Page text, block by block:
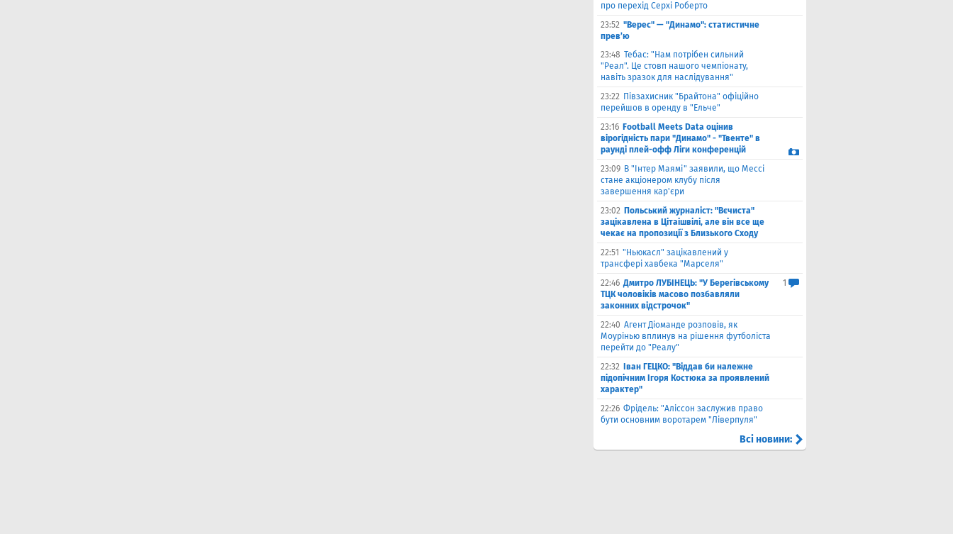
про перехід Серхі Роберто
23:52 "Верес" — "Динамо": статистичне
прев’ю
23:48 Тебас: "Нам потрібен сильний
"Реал". Це стовп нашого чемпіонату,
навіть зразок для наслідування"
23:22 Півзахисник "Брайтона" офіційно
перейшов в оренду в "Ельче"
23:16 Football Meets Data оцінив
вірогідність пари "Динамо" - "Твенте" в
раунді плей-офф Ліги конференцій
23:09 В "Інтер Маямі" заявили, що Мессі
стане акціонером клубу після
завершення кар'єри
23:02 Польський журналіст: "Вєчиста"
зацікавлена ​​в Цітаішвілі, але він все ще
чекає на пропозиції з Близького Сходу
22:51 "Ньюкасл" зацікавлений у
трансфері хавбека "Марселя"
22:46 Дмитро ЛУБІНЕЦЬ: "У Берегівському
ТЦК чоловіків масово позбавляли
законних відстрочок"
1
22:40 Агент Діоманде розповів, як
Моурінью вплинув на рішення футболіста
перейти до "Реалу"
22:32
Іван ГЕЦКО: "Віддав би належне
підопічним Ігоря Костюка за проявлений
характер"
22:26 Фрідель: "Аліссон заслужив право
бути основним воротарем "Ліверпуля"
Всі новини: